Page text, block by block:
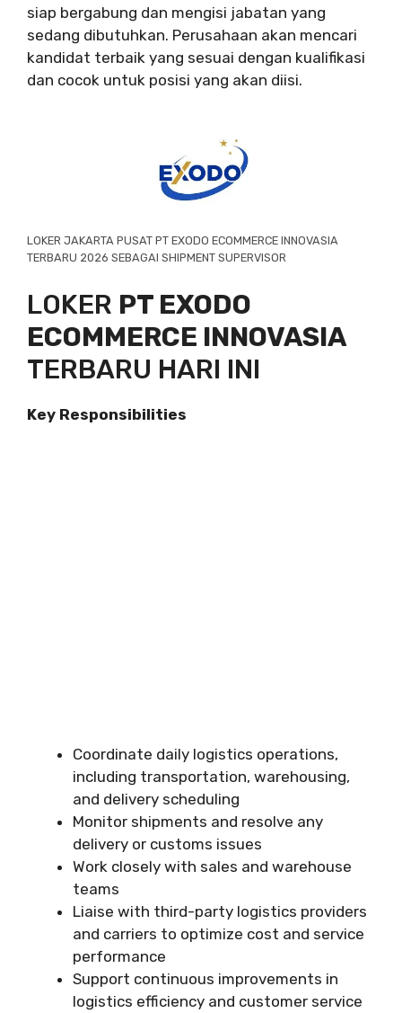
siap bergabung dan mengisi jabatan yang
sedang dibutuhkan. Perusahaan akan mencari
kandidat terbaik yang sesuai dengan kualifikasi
dan cocok untuk posisi yang akan diisi.
LOKER JAKARTA PUSAT PT EXODO ECOMMERCE INNOVASIA
TERBARU 2026 SEBAGAI SHIPMENT SUPERVISOR
LOKER PT EXODO
ECOMMERCE INNOVASIA
TERBARU HARI INI
Key Responsibilities
Coordinate daily logistics operations,
including transportation, warehousing,
and delivery scheduling
Monitor shipments and resolve any
delivery or customs issues
Work closely with sales and warehouse
teams
Liaise with third-party logistics providers
and carriers to optimize cost and service
performance
Support continuous improvements in
logistics efficiency and customer service